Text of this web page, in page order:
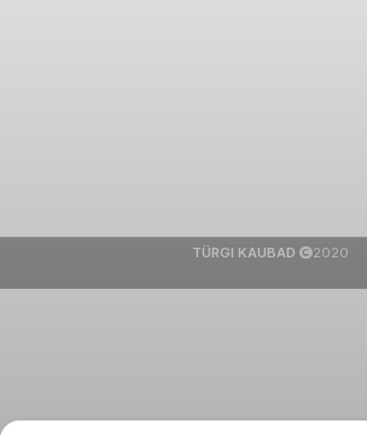
TÜRGI KAUBAD 2020